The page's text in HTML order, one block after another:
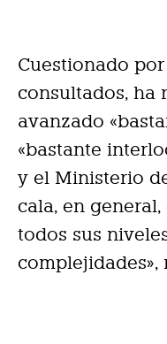
Cuestionado
consultados, ha
avanzado
«bastante
y el Ministerio
cala, en
todos sus
complejidades»,